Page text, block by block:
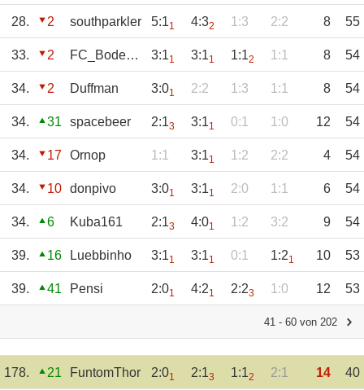
28. 2 southparkler 5:11 4:32 1:3 2:2 8 55
33. 2 FC_Bodensee 3:11 3:11 1:12 1:1 8 54
34. 2 Duffman 3:01 2:2 1:3 1:1 8 54
34. 31 spacebeer 2:13 3:11 0:1 1:0 12 54
34. 17 Ornop 1:1 3:11 1:2 2:2 4 54
34. 10 donpivo 3:01 3:11 2:0 1:1 6 54
34. 6 Kuba161 2:13 4:01 1:2 3:2 9 54
39. 16 Luebbinho 3:11 3:11 0:1 1:21 10 53
39. 41 Pensi 2:01 4:21 2:23 1:0 12 53
41 - 60 von 202
178. 21 FuntomThor 2:01 2:13 1:12 2:1 14 40